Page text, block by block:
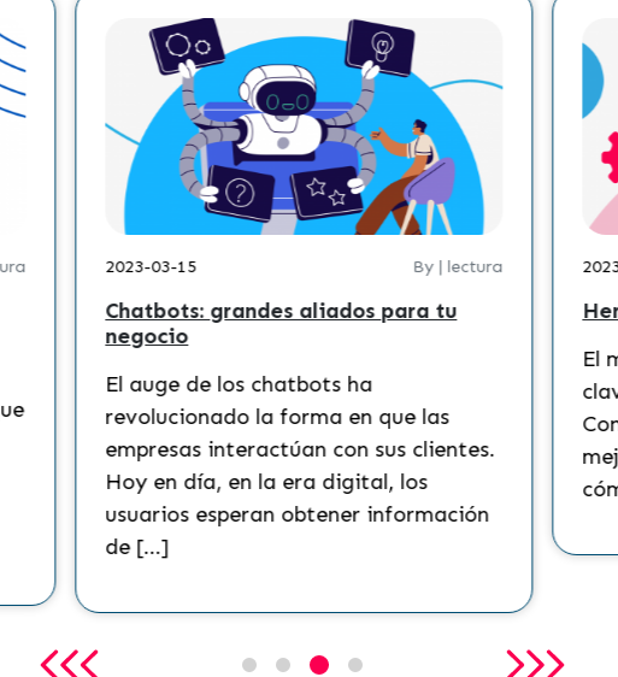
2023-03-15 By | lectura
Chatbots: grandes aliados para tu
negocio
El auge de los chatbots ha
revolucionado la forma en que las
empresas interactúan con sus clientes.
Hoy en día, en la era digital, los
usuarios esperan obtener información
de […]
El